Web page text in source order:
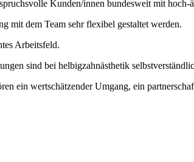
Kunden/innen bundesweit mit hoch-
mit dem Team sehr flexibel gestaltet werden.
Arbeitsfeld.
sind bei helbigzahnästhetik
ein wertschätzender Umgang, ein